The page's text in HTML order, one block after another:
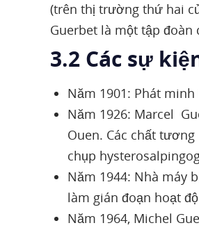
(trên thị trường thứ hai
Guerbet là một tập
3.2 Các sự
Năm 1901: Phát
Năm 1926: Marcel
Ouen. Các chất
chụp
Năm 1944: Nhà máy
làm gián đoạn hoạt
Năm 1964, Michel